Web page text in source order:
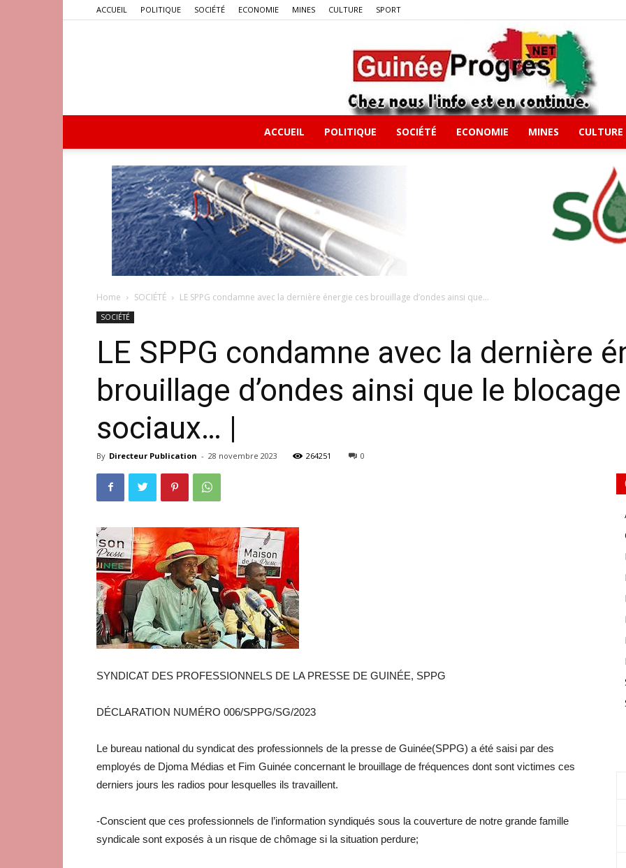
ACCUEIL POLITIQUE SOCIÉTÉ ECONOMIE MINES CULTURE SPORT
ACCUEIL POLITIQUE SOCIÉTÉ ECONOMIE MINES CULTURE
Home SOCIÉTÉ LE SPPG condamne avec la dernière énergie ces brouillage d’ondes ainsi que...
SOCIÉTÉ
LE SPPG condamne avec la dernière
brouillage d’ondes ainsi que le
sociaux… |
By Directeur Publication - 28 novembre 2023 264251 0
SYNDICAT DES PROFESSIONNELS DE LA PRESSE DE GUINÉE, SPPG
DÉCLARATION NUMÉRO 006/SPPG/SG/2023
Le bureau national du syndicat des professionnels de la presse de Guinée(SPPG) a été saisi par des
employés de Djoma Médias et Fim Guinée concernant le brouillage de fréquences dont sont victimes ces
derniers jours les radios pour lesquelles ils travaillent.
-Conscient que ces professionnels de l’information syndiqués sous la couverture de notre grande famille
syndicale sont exposés à un risque de chômage si la situation perdure;